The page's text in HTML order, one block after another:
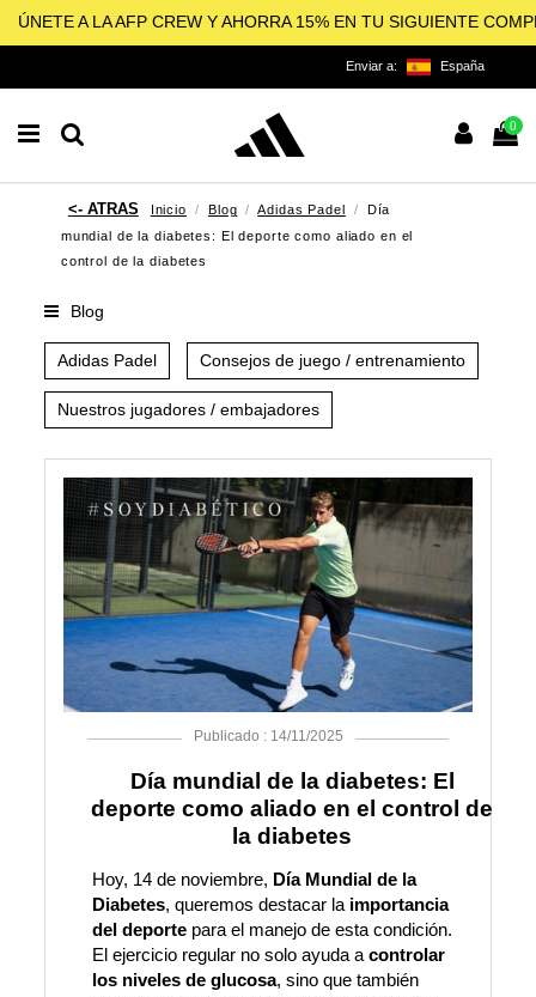
ÚNETE A LA AFP CREW Y AHORRA 15% EN TU SIGUIENTE
Enviar a: España
0
Inicio Blog Adidas Padel
Día
mundial de la diabetes: El deporte como aliado en el
control de la diabetes
Blog
Adidas Padel Consejos de juego / entrenamiento
Nuestros jugadores / embajadores
Publicado : 14/11/2025
Día mundial de la diabetes: El
deporte como aliado en el control de
la diabetes
Hoy, 14 de noviembre, Día Mundial de la
Diabetes, queremos destacar la importancia
del deporte para el manejo de esta condición.
El ejercicio regular no solo ayuda acontrolar
los niveles de glucosa, sino que también